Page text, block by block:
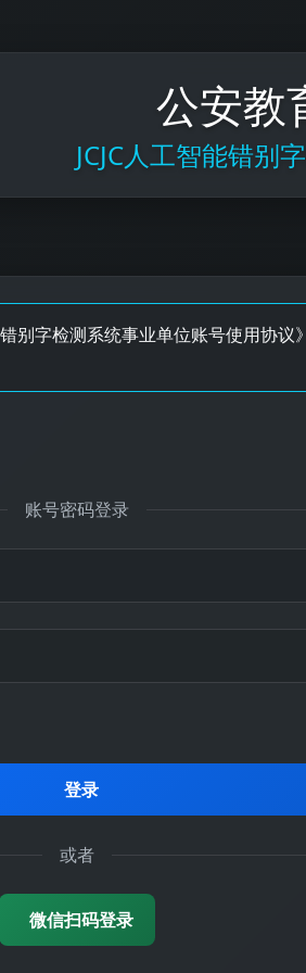
公安教
JCJC人工智能错别
别字检测系统事业单位账号使用协议
账号密码登录
登录
或者
微信扫码登录